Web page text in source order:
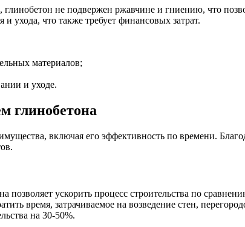
не подвержен ржавчине и гниению, что
ухода, что также требует финансовых затрат.
материалов;
и уходе.
глинобетона
включая его эффективность по времени.
позволяет ускорить процесс строительства по
время, затрачиваемое на возведение стен,
на 30-50%.